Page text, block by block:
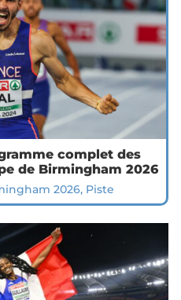
complet des
de Birmingham 2026
2026, Piste